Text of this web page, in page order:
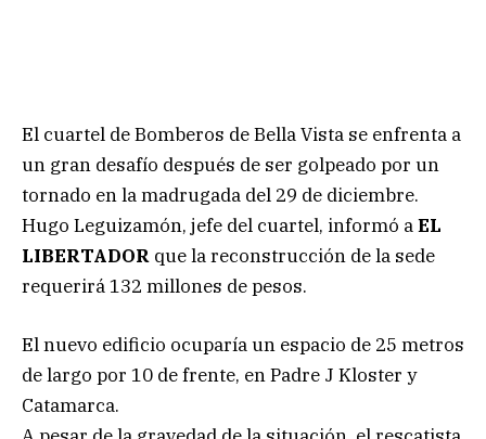
El cuartel de Bomberos de Bella Vista se enfrenta a
un gran desafío después de ser golpeado por un
tornado en la madrugada del 29 de diciembre.
Hugo Leguizamón, jefe del cuartel, informó aEL
LIBERTADOR que la reconstrucción de la sede
requerirá 132 millones de pesos.
El nuevo edificio ocuparía un espacio de 25 metros
de largo por 10 de frente, en Padre J Kloster y
Catamarca.